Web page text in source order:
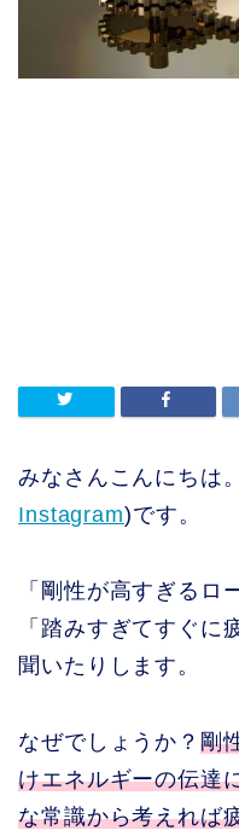
みなさんこんにちは
Instagram)です。
「剛性が高すぎるロ
「踏みすぎてすぐに
聞いたりします。
なぜでしょうか？剛
けエネルギーの伝達
な常識から考えれば